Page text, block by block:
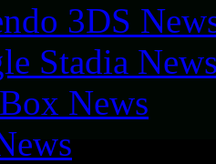
3DS
Stadia
News